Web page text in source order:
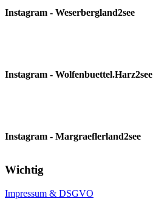
Instagram - Weserbergland2see
Instagram - Wolfenbuettel.Harz2see
Instagram - Margraeflerland2see
Wichtig
Impressum & DSGVO